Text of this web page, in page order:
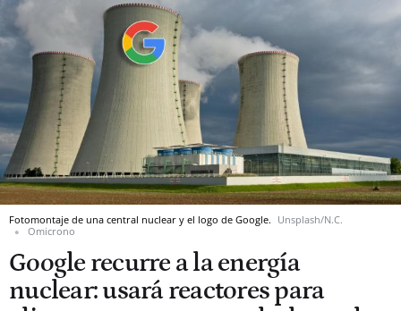
Fotomontaje de una central nuclear y el logo de Google. Unsplash/N.C.
Omicrono
Google recurre a la energía
nuclear: usará reactores para